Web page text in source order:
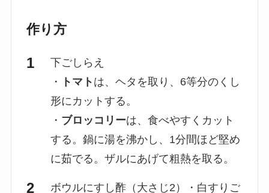
作り方
下ごしらえ
・
トマト は、ヘタを取り、6等分のくし
形にカットする。
・ ブロッコリーは、食べやすくカット
する。鍋に湯を沸かし、1分間ほど堅め
に茹でる。ザルにあげて粗熱を取る。
ボウルにすし酢（大さじ2）・白すりご